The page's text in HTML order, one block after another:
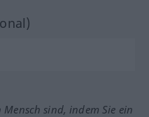
sind, indem Sie ein